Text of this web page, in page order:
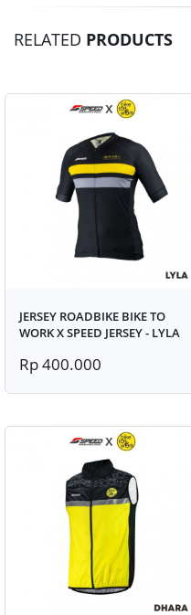
RELATED PRODUCTS
JERSEY ROADBIKE BIKE TO
WORK X SPEED JERSEY - LYLA
Rp 400.000